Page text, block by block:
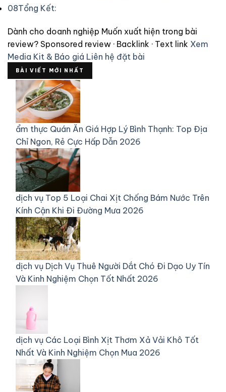
08Tổng Kết:
Dành cho doanh nghiệp Muốn xuất hiện trong bài
review? Sponsored review · Backlink · Text link Xem
Media Kit & Báo giá Liên hệ đặt bài
BÀI VIẾT MỚI NHẤT
ẩm thực Quán Ăn Giá Hợp Lý Bình Thạnh: Top Địa
Chỉ Ngon, Rẻ Cực Hấp Dẫn 2026
dịch vụ Top 5 Loại Chai Xịt Chống Bám Nước Trên
Kính Cận Khi Đi Đường Mưa 2026
dịch vụ Dịch Vụ Thuê Người Dắt Chó Đi Dạo Uy Tín
Và Kinh Nghiệm Chọn Tốt Nhất 2026
dịch vụ Các Loại Bình Xịt Thơm Xả Vải Khô Tốt
Nhất Và Kinh Nghiệm Chọn Mua 2026